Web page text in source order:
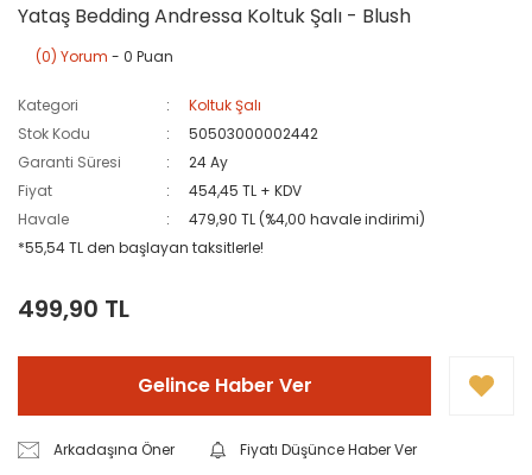
Yataş Bedding Andressa Koltuk Şalı - Blush
(0) Yorum - 0 Puan
Kategori
Koltuk Şalı
Stok Kodu
50503000002442
Garanti Süresi
24 Ay
Fiyat
454,45 TL + KDV
Havale
479,90 TL (%4,00 havale indirimi)
*55,54 TL den başlayan taksitlerle!
499,90 TL
Gelince Haber Ver
Arkadaşına Öner
Fiyatı Düşünce Haber Ver